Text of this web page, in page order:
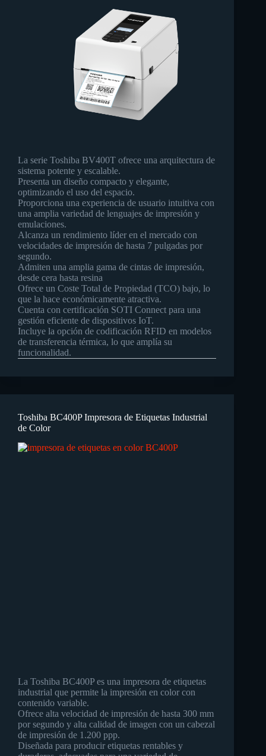
La serie Toshiba BV400T ofrece una arquitectura de
sistema potente y escalable.
Presenta un diseño compacto y elegante,
optimizando el uso del espacio.
Proporciona una experiencia de usuario intuitiva con
una amplia variedad de lenguajes de impresión y
emulaciones.
Alcanza un rendimiento líder en el mercado con
velocidades de impresión de hasta 7 pulgadas por
segundo.
Admiten una amplia gama de cintas de impresión,
desde cera hasta resina
Ofrece un Coste Total de Propiedad (TCO) bajo, lo
que la hace económicamente atractiva.
Cuenta con certificación SOTI Connect para una
gestión eficiente de dispositivos IoT.
Incluye la opción de codificación RFID en modelos
de transferencia térmica, lo que amplía su
funcionalidad.
Toshiba BC400P Impresora de Etiquetas Industrial
de Color
La Toshiba BC400P es una impresora de etiquetas
industrial que permite la impresión en color con
contenido variable.
Ofrece alta velocidad de impresión de hasta 300 mm
por segundo y alta calidad de imagen con un cabezal
de impresión de 1.200 ppp.
Diseñada para producir etiquetas rentables y